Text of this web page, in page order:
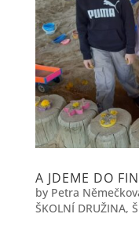
A JDEME DO
by Petra
ŠKOLNÍ DRUŽINA,